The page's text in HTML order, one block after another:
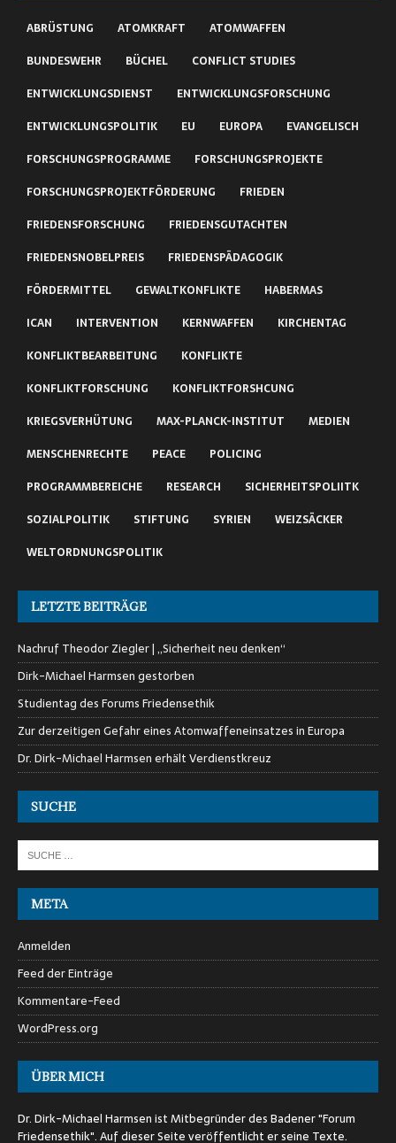
ABRÜSTUNG ATOMKRAFT
ATOMWAFFEN
BUNDESWEHR
BÜCHEL
CONFLICT STUDIES
ENTWICKLUNGSDIENST
ENTWICKLUNGSFORSCHUNG
ENTWICKLUNGSPOLITIK
EU EUROPA
EVANGELISCH
FORSCHUNGSPROGRAMME
FORSCHUNGSPROJEKTE
FORSCHUNGSPROJEKTFÖRDERUNG
FRIEDEN
FRIEDENSFORSCHUNG
FRIEDENSGUTACHTEN
FRIEDENSNOBELPREIS
FRIEDENSPÄDAGOGIK
FÖRDERMITTEL
GEWALTKONFLIKTE
HABERMAS
ICAN
INTERVENTION KERNWAFFEN
KIRCHENTAG
KONFLIKTBEARBEITUNG
KONFLIKTE
KONFLIKTFORSCHUNG
KONFLIKTFORSHCUNG
KRIEGSVERHÜTUNG
MAX-PLANCK-INSTITUT
MEDIEN
MENSCHENRECHTE
PEACE
POLICING
PROGRAMMBEREICHE
RESEARCH
SICHERHEITSPOLIITK
SOZIALPOLITIK
STIFTUNG SYRIEN
WEIZSÄCKER
WELTORDNUNGSPOLITIK
LETZTE BEITRÄGE
Nachruf Theodor Ziegler | „Sicherheit neu denken“
Dirk-Michael Harmsen gestorben
Studientag des Forums Friedensethik
Zur derzeitigen Gefahr eines Atomwaffeneinsatzes in Europa
Dr. Dirk-Michael Harmsen erhält Verdienstkreuz
SUCHE
META
Anmelden
Feed der Einträge
Kommentare-Feed
WordPress.org
ÜBER MICH
Dr. Dirk-Michael Harmsen ist Mitbegründer des Badener "Forum
Friedensethik". Auf dieser Seite veröffentlicht er seine Texte.